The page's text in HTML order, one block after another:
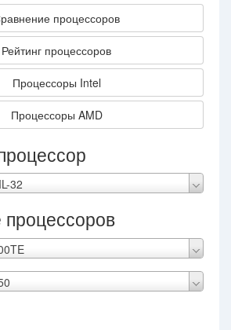
процессоров
Рейтинг процессоров
Процессоры Intel
Процессоры AMD
32